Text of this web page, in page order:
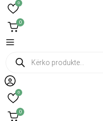
0
0
Products
search
0
0